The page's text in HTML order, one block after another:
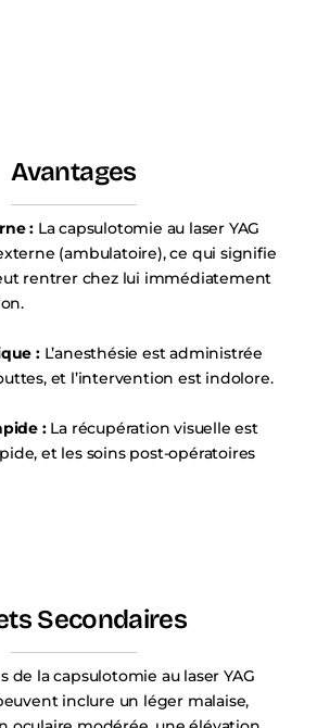
Avantages
: La capsulotomie au laser YAG
(ambulatoire), ce qui signifie
rentrer chez lui immédiatement
:L’anesthésie est administrée
et l’intervention est indolore.
:La récupération visuelle est
et les soins post-opératoires
Secondaires
de la capsulotomie au laser YAG
inclure un léger malaise,